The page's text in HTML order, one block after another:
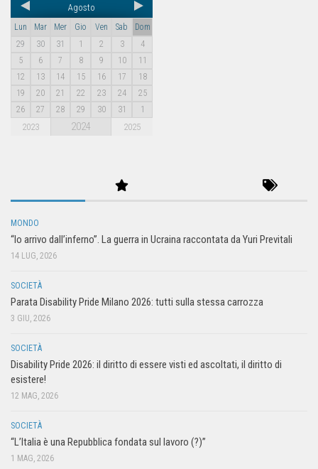
Agosto
Lun Mar Mer Gio Ven Sab
Dom
29
30 31 1 2 3
4
5
6 7 8 9 10
11
12
13 14 15 16 17
18
19
20 21 22 23 24
25
26
27 28 29 30 31 1
2023 2024 2025
MONDO
“Io arrivo dall’inferno”. La guerra in Ucraina raccontata da Yuri Previtali
14 LUG, 2026
SOCIETÀ
Parata Disability Pride Milano 2026: tutti sulla stessa carrozza
3 GIU, 2026
SOCIETÀ
Disability Pride 2026: il diritto di essere visti ed ascoltati, il diritto di
esistere!
12 MAG, 2026
SOCIETÀ
“L’Italia è una Repubblica fondata sul lavoro (?)”
1 MAG, 2026